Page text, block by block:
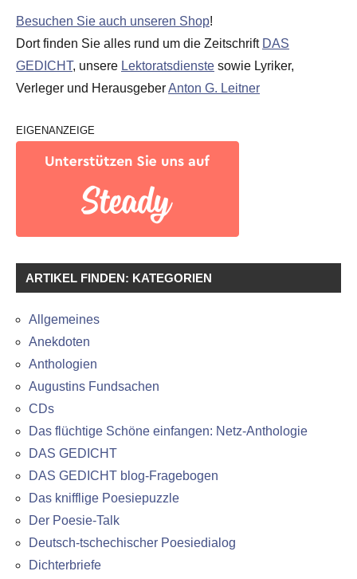
Besuchen Sie auch unseren Shop!
Dort finden Sie alles rund um die Zeitschrift DAS
GEDICHT, unsere Lektoratsdienste sowie Lyriker,
Verleger und HerausgeberAnton G. Leitner
EIGENANZEIGE
ARTIKEL FINDEN: KATEGORIEN
Allgemeines
Anekdoten
Anthologien
Augustins Fundsachen
CDs
Das flüchtige Schöne einfangen: Netz-Anthologie
DAS GEDICHT
DAS GEDICHT blog-Fragebogen
Das knifflige Poesiepuzzle
Der Poesie-Talk
Deutsch-tschechischer Poesiedialog
Dichterbriefe